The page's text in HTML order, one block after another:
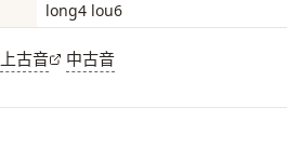
long4 lou6
上古音 中古音